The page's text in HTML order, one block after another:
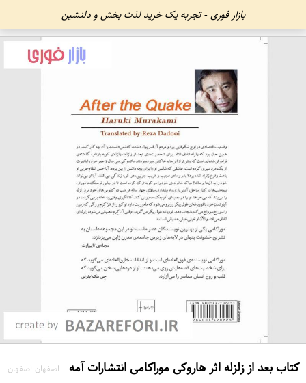
بازار فوری - تجربه یک خرید لذت بخش و دلنشین
کتاب بعد از زلزله اثر هاروکی موراکامی انتشارات آمه اصفهان اصفهان